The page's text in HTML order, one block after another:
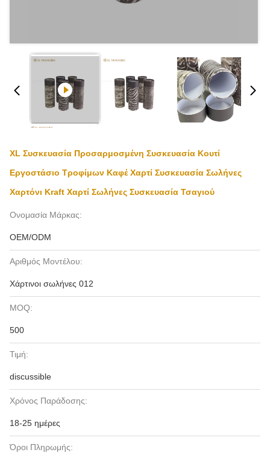
XL Συσκευασία Προσαρμοσμένη Συσκευασία Κουτί
Εργοστάσιο Τροφίμων Καφέ Χαρτί Συσκευασία Σωλήνες
Χαρτόνι Kraft Χαρτί Σωλήνες Συσκευασία Τσαγιού
Ονομασία Μάρκας:
OEM/ODM
Αριθμός Μοντέλου:
Χάρτινοι σωλήνες 012
MOQ:
500
Τιμή:
discussible
Χρόνος Παράδοσης:
18-25 ημέρες
Όροι Πληρωμής: